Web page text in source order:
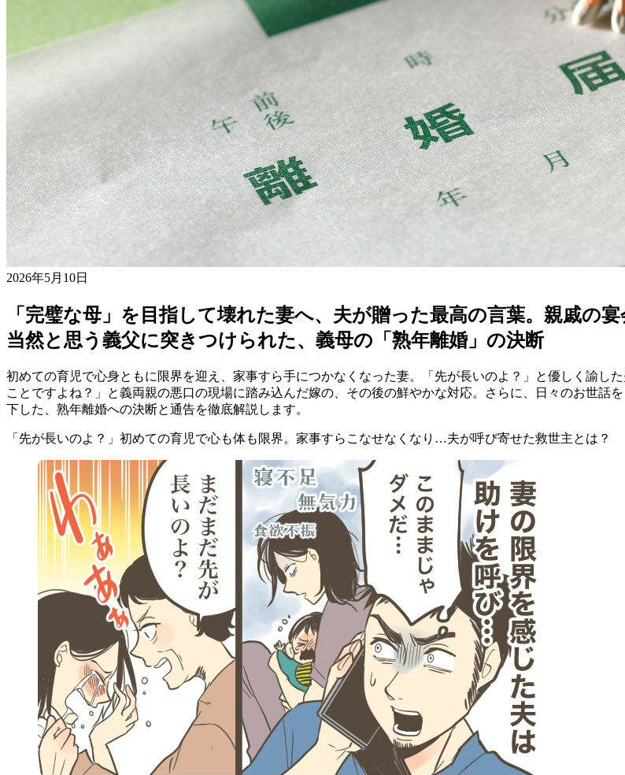
2026年5月10日
「完璧な母」を目指して壊れた妻へ、夫が贈った最高の言葉。親戚の
当然と思う義父に突きつけられた、義母の「熟年離婚」の決断
初めての育児で心身ともに限界を迎え、家事すら手につかなくなった妻。「先が長いのよ？」と優しく諭し
ことですよね？」と義両親の悪口の現場に踏み込んだ嫁の、その後の鮮やかな対応。さらに、日々のお世話
下した、熟年離婚への決断と通告を徹底解説します。
「先が長いのよ？」初めての育児で心も体も限界。家事すらこなせなくなり…夫が呼び寄せた救世主とは？